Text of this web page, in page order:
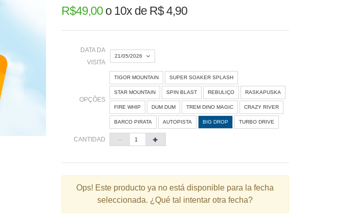
R$49,00o 10x de R$ 4,90
DATA DA
VISITA
21/05/2026
« Agosto 2026 »
D S Q Q S S
1
24 27 28 29
30 31
OPÇÕES
TIGOR MOUNTAIN SUPER SOAKER SPLASH
STAR MOUNTAIN SPIN BLAST REBULIÇO RASKAPUSKA
FIRE WHIP DUM DUM TREM DINO MAGIC CRAZY RIVER
BARCO PIRATA AUTOPISTA BIG DROP TURBO DRIVE
CANTIDAD
Ops! Este producto ya no está disponible para la fecha
seleccionada. ¿Qué tal intentar otra fecha?